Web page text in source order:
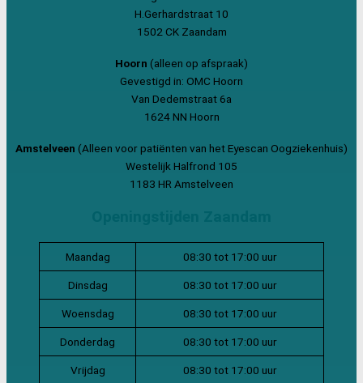
H.Gerhardstraat 10
1502 CK Zaandam
Hoorn (alleen op afspraak)
Gevestigd in: OMC Hoorn
Van Dedemstraat 6a
1624 NN Hoorn
Amstelveen (Alleen voor patiënten van het Eyescan Oogziekenhuis)
Westelijk Halfrond 105
1183 HR Amstelveen
Maandag 08:30 tot 17:00 uur
Dinsdag 08:30 tot 17:00 uur
Woensdag 08:30 tot 17:00 uur
Donderdag 08:30 tot 17:00 uur
Vrijdag 08:30 tot 17:00 uur